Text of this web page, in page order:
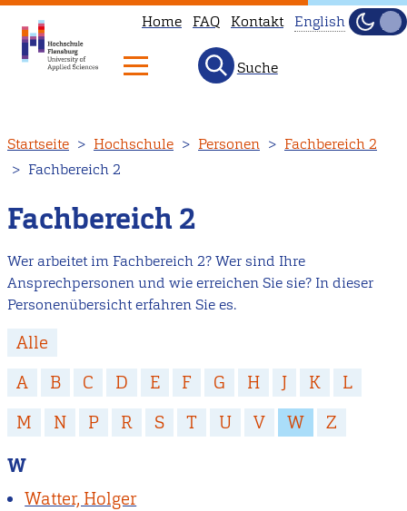
zum
Inhalt
Home FAQ Kontakt
not
to
page
English
Hell
Suche
Startseite Hochschule Personen
Fachbereich 2
Fachbereich 2
Fachbereich 2
Wer arbeitet im Fachbereich 2? Wer sind Ihre
Ansprechpersonen und wie erreichen Sie sie? In dieser
Personenübersicht erfahren Sie es.
Alle
A
B C D E F G H J K
L
M
N P R S T U V W Z
W
Watter, Holger